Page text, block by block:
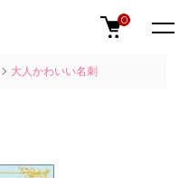
0
大人かわいい名刺